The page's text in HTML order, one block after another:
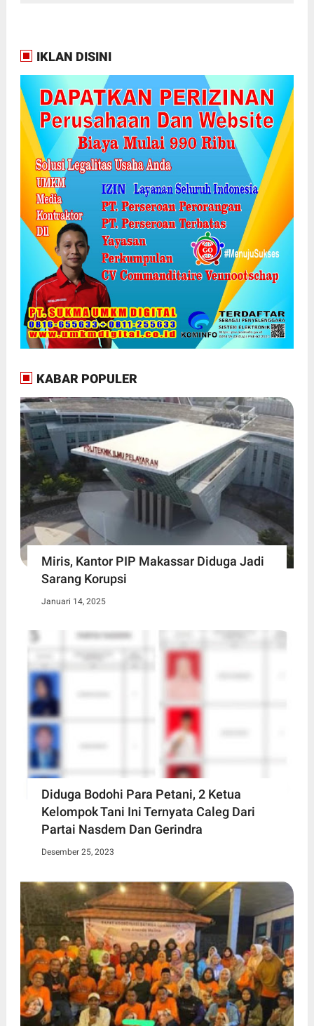
IKLAN DISINI
KABAR POPULER
Miris, Kantor PIP Makassar Diduga Jadi
Sarang Korupsi
Januari 14, 2025
Diduga Bodohi Para Petani, 2 Ketua
Kelompok Tani Ini Ternyata Caleg Dari
Partai Nasdem Dan Gerindra
Desember 25, 2023